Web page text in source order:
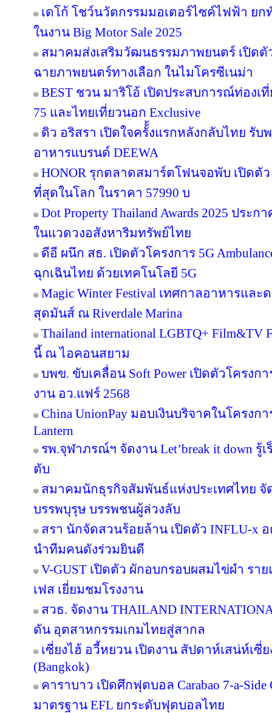
เดโก้ โชว์นวัตกรรมมอเตอร์ไซค์ไฟฟ้า ยก
ในงาน Big Motor Sale 2025
สมาคมส่งเสริมวัฒนธรรมภาพยนตร์ เปิดตั
ฉายภาพยนตร์ทางเลือก ในไมโครซีเนม่า
BEST ชวน มาริโอ้ เปิดประสบการณ์ท่องเ
75 และไทยเที่ยวนอก Exclusive
ดิว อริสรา เปิดใจครั้้งแรกหลังกลับไทย รั
อาหารแบรนด์ DEEWA
HONOR รุกตลาดสมาร์ตโฟนจอพับ เปิดตัว
ที่สุดในโลก ในราคา 57990 บ
Dot Property Thailand Awards 2025 ประ
ในแวดวงอสังหาริมทรัพย์ไทย
ดีอี ผนึก สธ. เปิดตัวโครงการ 5G
ฉุกเฉินไทย ด้วยเทคโนโลยี 5G
Magic Winter Festival เทศกาลอาหารแ
สุดมันส์ ณ Riverdale Marina
Thailand international LGBTQ+ Film&TV
นี้ ณ ไอคอนสยาม
บพข. ขับเคลื่อน Soft Power เปิดตัวโครง
งาน อว.แฟร์ 2568
China UnionPay มอบเงินบริจาคในโครงกา
Lantern
รพ.จุฬาภรณ์ฯ จัดงาน Let’break it down รู้
ตับ
สมาคมนักธุรกิจสัมพันธ์แห่งประเทศไทย
บรรพบุรุษ บรรพชนผู้ล่วงลับ
สรา นักจัดสวนร้อยล้าน เปิดตัว INFLU-x
นำทีมคนดังร่วมยินดี
V-GUST เปิดตัว ผักอบกรอบผสมไข่ผำ รา
เฟส เยี่ยมชมโรงงาน
สวธ. จัดงาน THAILAND
ดัน อุตสาหกรรมเกมไทยสู่สากล
เซี่ยงไฮ้ อวี้หยวน เปิดงาน สัปดาห์เสน่ห์เซี่ย
(Bangkok)
คาราบาว เปิดศึกฟุตบอล Carabao 7-a-
มาตรฐาน EFL ยกระดับฟุตบอลไทย